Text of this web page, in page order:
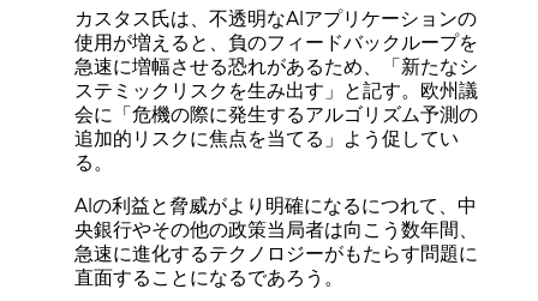
カスタス氏は、不透明なAIアプリケーションの
使用が増えると、負のフィードバックループを
急速に増幅させる恐れがあるため、「新たなシ
ステミックリスクを生み出す」と記す。欧州議
会に「危機の際に発生するアルゴリズム予測の
追加的リスクに焦点を当てる」よう促してい
る。
AIの利益と脅威がより明確になるにつれて、中
央銀行やその他の政策当局者は向こう数年間、
急速に進化するテクノロジーがもたらす問題に
直面することになるであろう。